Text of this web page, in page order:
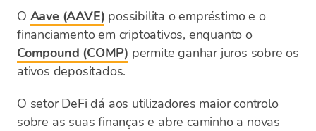
O Aave (AAVE) possibilita o empréstimo e o
financiamento em criptoativos, enquanto o
Compound (COMP) permite ganhar juros sobre os
ativos depositados.
O setor DeFi dá aos utilizadores maior controlo
sobre as suas finanças e abre caminho a novas